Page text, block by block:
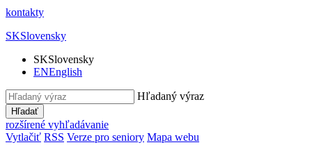
kontakty
SKSlovensky
SKSlovensky
ENEnglish
Hľadaný výraz
Hľadať
rozšírené vyhľadávanie
Vytlačiť RSS Verze pro seniory Mapa webu